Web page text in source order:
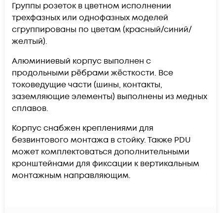
Группы розеток в цветном исполнении
трехфазных или однофазных моделей
сгруппированы по цветам (красный/синий/
желтый).
Алюминиевый корпус выполнен с
продольными рёбрами жёсткости. Все
токоведущие части (шины, контакты,
заземляющие элементы) выполнены из медных
сплавов.
Корпус снабжен креплениями для
безвинтового монтажа в стойку. Также PDU
может комплектоваться дополнительными
кронштейнами для фиксации к вертикальным
монтажным направляющим.